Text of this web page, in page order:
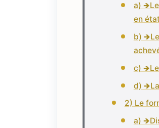
a) 🡺Le
en état
b)
c)
d)
2) Le
a)